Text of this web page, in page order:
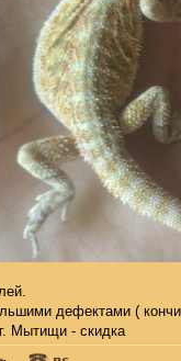
дефектами (
Мытищи - скидка